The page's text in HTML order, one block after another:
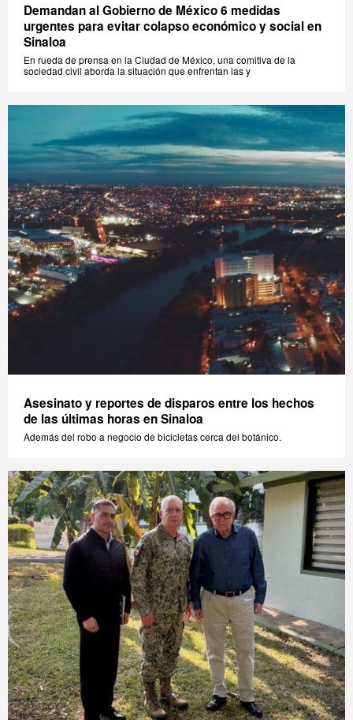
Demandan al Gobierno de México 6 medidas
urgentes para evitar colapso económico y social en
Sinaloa
En rueda de prensa en la Ciudad de México, una comitiva de la
sociedad civil aborda la situación que enfrentan las y
Asesinato y reportes de disparos entre los hechos
de las últimas horas en Sinaloa
Además del robo a negocio de bicicletas cerca del botánico.